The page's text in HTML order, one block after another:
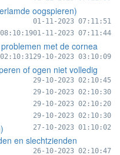
oogspieren)
01-11-2023 07:11:51
01-11-2023 07:11:44
met de cornea
29-10-2023 03:10:09
of ogen niet volledig
29-10-2023 02:10:45
29-10-2023 02:10:30
29-10-2023 02:10:20
29-10-2023 02:10:30
27-10-2023 01:10:02
en slechtzienden
26-10-2023 02:10:47